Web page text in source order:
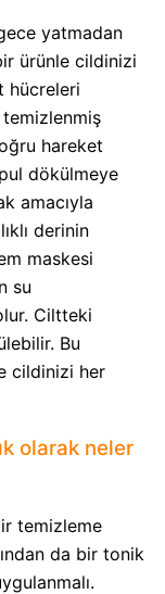
yatmadan
ürünle cildinizi
hücreleri
hareket
dökülmeye
amacıyla
derinin
maskesi
su
Ciltteki
Bu
cildinizi her
olarak neler
temizleme
da bir tonik